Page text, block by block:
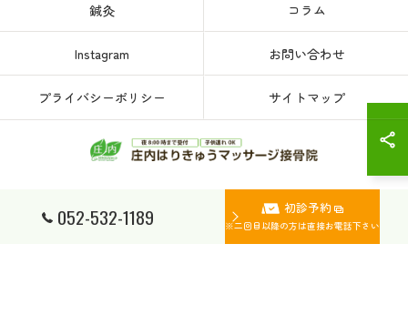
052-532-1189 初診予約
※二回目以降の方は直接お電話下さい
鍼灸 コラム
Instagram お問い合わせ
プライバシーポリシー サイトマップ
© 2026 愛知県、名古屋市西区の接骨院なら庄内はりきゅうマッサージ接骨院 ALL
RIGHTS RESERVED.